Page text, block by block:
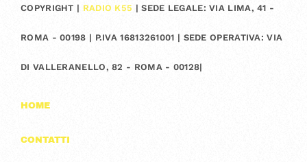
COPYRIGHT | RADIO K55 | SEDE LEGALE: VIA LIMA, 41 -
ROMA - 00198 | P.IVA 16813261001 | SEDE OPERATIVA: VIA
DI VALLERANELLO, 82 - ROMA - 00128|
HOME
CONTATTI